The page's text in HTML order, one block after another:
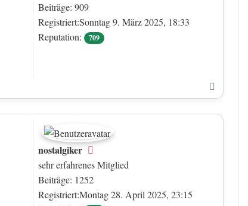
Beiträge: 909
Registriert:Sonntag 9. März 2025, 18:33
Reputation:
709
nostalgiker
sehr erfahrenes Mitglied
Beiträge: 1252
Registriert:Montag 28. April 2025, 23:15